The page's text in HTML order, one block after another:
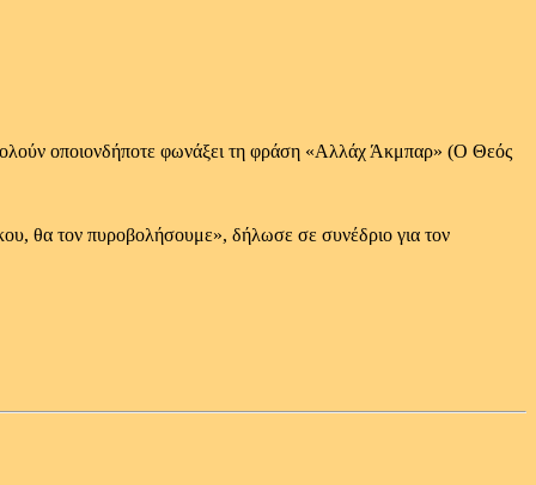
οποιονδήποτε φωνάξει τη φράση «Αλλάχ Άκμπαρ» (Ο Θεός
θα τον πυροβολήσουμε», δήλωσε σε συνέδριο για τον